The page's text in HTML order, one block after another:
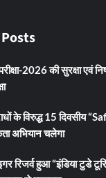
2026 की सुरक्षा एवं
के विरुद्ध 15 दिवसीय
अभियान चलेगा
रिजर्व हुआ “इंडिया टुडे